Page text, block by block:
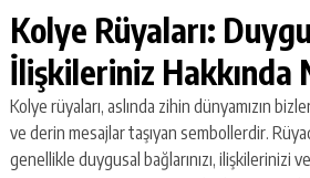
Kolye Rüyaları:
İlişkileriniz Hakkında
Kolye rüyaları, aslında zihin dünyamızın
ve derin mesajlar taşıyan sembollerdir.
genellikle duygusal bağlarınızı, ilişkilerinizi